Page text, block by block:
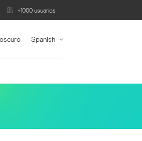
+1000 usuarios
Spanish